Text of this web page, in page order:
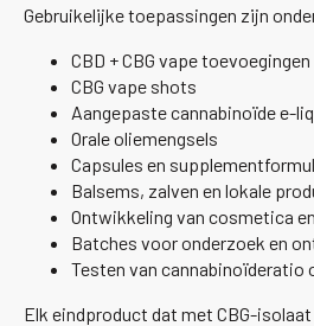
Gebruikelijke toepassingen zijn
CBD + CBG vape toevoegingen
CBG vape shots
Aangepaste cannabinoïde e-
Orale oliemengsels
Capsules en
Balsems, zalven en lokale
Ontwikkeling van cosmetica
Batches voor onderzoek en
Testen van cannabinoïderatio
Elk eindproduct dat met CBG-